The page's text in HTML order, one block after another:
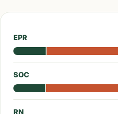
EPR
SOC
RN